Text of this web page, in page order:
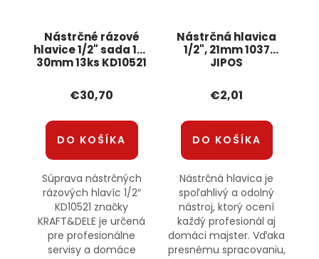
Nástrčné rázové
hlavice 1/2" sada 10-
30mm 13ks KD10521
€30,70
DO KOŠÍKA
Súprava nástrčných
rázových hlavíc 1/2″
KD10521 značky
KRAFT&DELE je určená
pre profesionálne
servisy a domáce
Nástrčná hlavica
1/2", 21mm 1037
JIPOS
€2,01
DO KOŠÍKA
Nástrčná hlavica je
spoľahlivý a odolný
nástroj, ktorý ocení
každý profesionál aj
domáci majster. Vďaka
presnému spracovaniu,